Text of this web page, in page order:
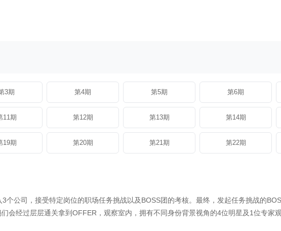
3期 第4期 第5期 第6期
11期 第12期 第13期 第14期
19期 第20期 第21期 第22期
个公司，接受特定岗位的职场任务挑战以及BOSS团的考核。最终，发起任务挑战的
会经过层层通关拿到OFFER，观察室内，拥有不同身份背景视角的4位明星及1位专家